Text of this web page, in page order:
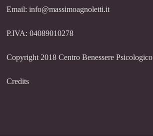
Email: info@massimoagnoletti.it
P.IVA: 04089010278
Copyright 2018 Centro Benessere Psicologico
Credits